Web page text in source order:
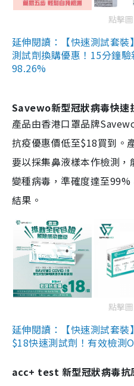
點擊
延伸閱讀：【快速測試套裝
測試劑換購優惠！15分鐘
98.26%
Savewo新型冠狀病毒快速
產品由香港口罩品牌
抗疫優惠價低至$18買到。
要以採集鼻液樣本作檢測
變種病毒，準確度達至
結果。
點擊
延伸閱讀：【快速測試套
$18快速測試劑！有效檢
acc+ test 新型冠狀病毒抗